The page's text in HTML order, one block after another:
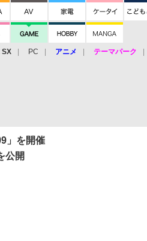
SX PC アニメ テーマパーク
」を開催
公開